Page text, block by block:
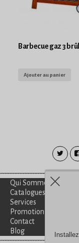
Ajouter au panier
Qui Sommes-Nous?
Catalogues
Services
Promotion
Contact
Blog